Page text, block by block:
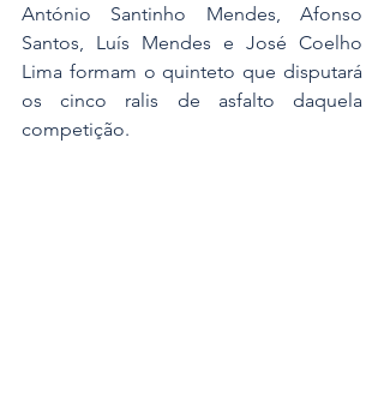
António Santinho Mendes, Afonso
Santos, Luís Mendes e José Coelho
Lima formam o quinteto que disputará
os cinco ralis de asfalto daquela
competição.